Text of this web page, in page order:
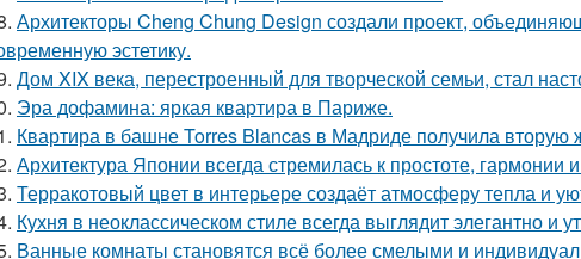
Архитекторы Cheng Chung Design создали проект,
эстетику.
Дом XIX века, перестроенный для творческой семьи, стал
Эра дофамина: яркая квартира в Париже.
Квартира в башне Torres Blancas в Мадриде получила вторую
Архитектура Японии всегда стремилась к простоте, гармонии
Терракотовый цвет в интерьере создаёт атмосферу тепла и
Кухня в неоклассическом стиле всегда выглядит элегантно и
Ванные комнаты становятся всё более смелыми и